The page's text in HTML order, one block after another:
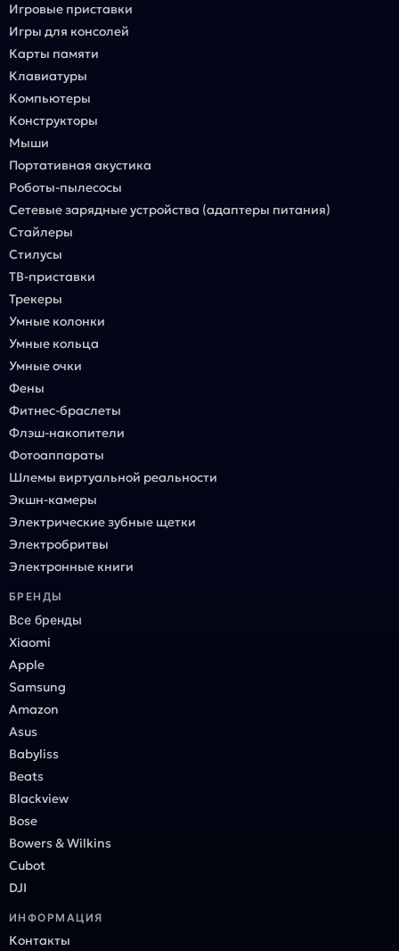
Игровые приставки
Игры для консолей
Карты памяти
Клавиатуры
Компьютеры
Конструкторы
Мыши
Портативная акустика
Роботы-пылесосы
Сетевые зарядные устройства (адаптеры питания)
Стайлеры
Стилусы
ТВ-приставки
Трекеры
Умные колонки
Умные кольца
Умные очки
Фены
Фитнес-браслеты
Флэш-накопители
Фотоаппараты
Шлемы виртуальной реальности
Экшн-камеры
Электрические зубные щетки
Электробритвы
Электронные книги
БРЕНДЫ
Все бренды
Xiaomi
Apple
Samsung
Amazon
Asus
Babyliss
Beats
Blackview
Bose
Bowers & Wilkins
Cubot
DJI
ИНФОРМАЦИЯ
Контакты